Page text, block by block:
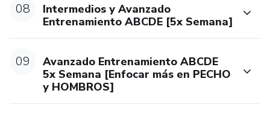
08
Intermedios y Avanzado
Entrenamiento ABCDE [5x Semana]
09
Avanzado Entrenamiento ABCDE
5x Semana [Enfocar más en PECHO
y HOMBROS]